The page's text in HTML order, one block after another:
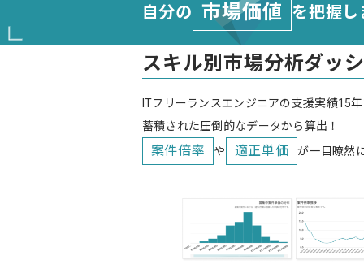
自分の 市場価値 を把握
スキル別市場分析ダッ
ITフリーランスエンジニアの支援実績15
蓄積された圧倒的なデータから算出！
案件倍率 や 適正単価 が一目瞭然